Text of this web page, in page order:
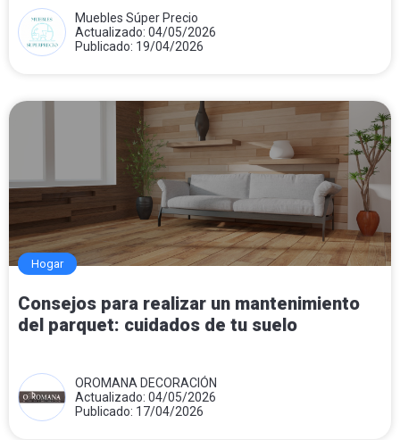
Muebles Súper Precio
Actualizado: 04/05/2026
Publicado: 19/04/2026
Hogar
Consejos para realizar un mantenimiento
del parquet: cuidados de tu suelo
OROMANA DECORACIÓN
Actualizado: 04/05/2026
Publicado: 17/04/2026